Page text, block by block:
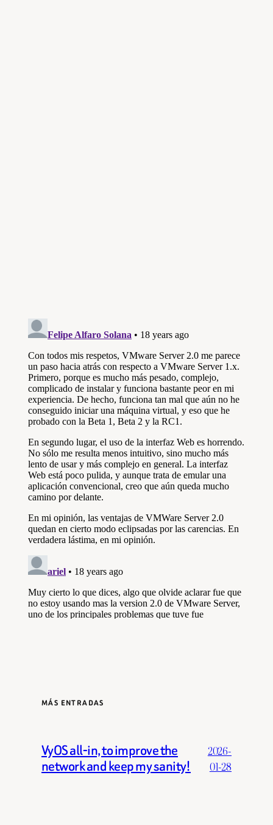
MÁS ENTRADAS
VyOS all-in, to improve the
network and keep my sanity!
2026-
01-28